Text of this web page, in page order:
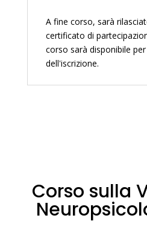
A fine corso, sarà
certificato di
corso sarà disponibile
dell'iscrizione.
Corso sulla